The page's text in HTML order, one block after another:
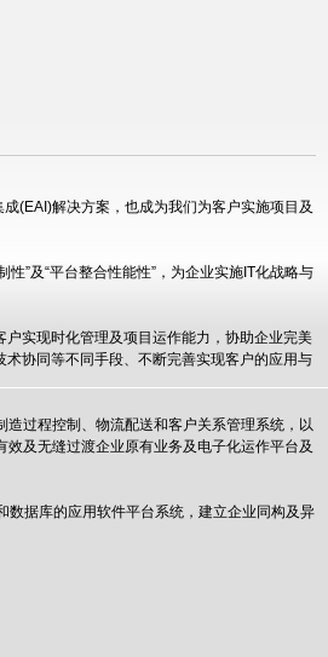
(EAI)解决方案，也成为我们为客户实施项目及
”及“平台整合性能性”，为企业实施IT化战略与
实现时化管理及项目运作能力，协助企业完美
协同等不同手段、不断完善实现客户的应用与
过程控制、物流配送和客户关系管理系统，以
及无缝过渡企业原有业务及电子化运作平台及
据库的应用软件平台系统，建立企业同构及异